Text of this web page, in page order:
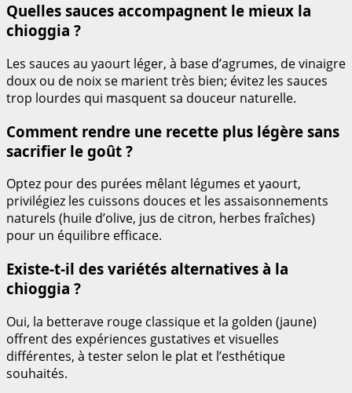
Quelles sauces accompagnent le mieux la
chioggia ?
Les sauces au yaourt léger, à base d’agrumes, de vinaigre
doux ou de noix se marient très bien; évitez les sauces
trop lourdes qui masquent sa douceur naturelle.
Comment rendre une recette plus légère sans
sacrifier le goût ?
Optez pour des purées mêlant légumes et yaourt,
privilégiez les cuissons douces et les assaisonnements
naturels (huile d’olive, jus de citron, herbes fraîches)
pour un équilibre efficace.
Existe-t-il des variétés alternatives à la
chioggia ?
Oui, la betterave rouge classique et la golden (jaune)
offrent des expériences gustatives et visuelles
différentes, à tester selon le plat et l’esthétique
souhaités.